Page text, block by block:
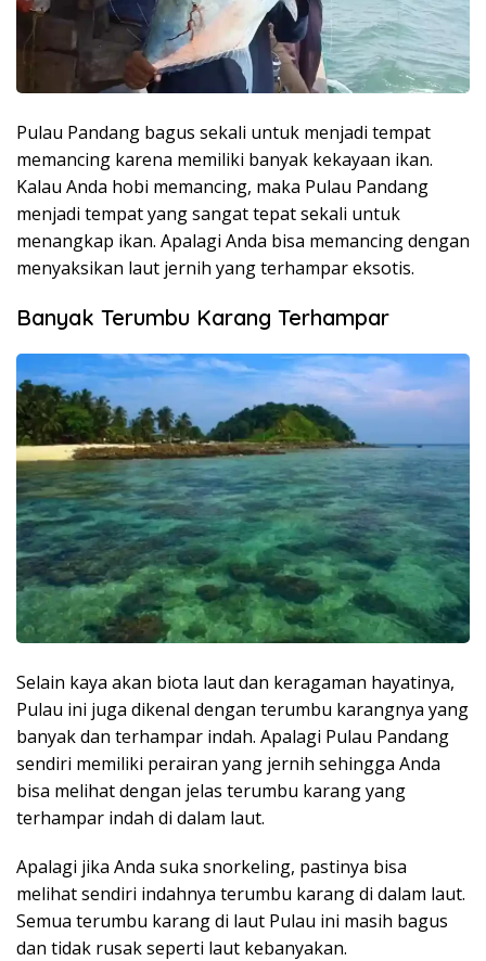
Pulau Pandang bagus sekali untuk menjadi tempat
memancing karena memiliki banyak kekayaan ikan.
Kalau Anda hobi memancing, maka Pulau Pandang
menjadi tempat yang sangat tepat sekali untuk
menangkap ikan. Apalagi Anda bisa memancing dengan
menyaksikan laut jernih yang terhampar eksotis.
Banyak Terumbu Karang Terhampar
Selain kaya akan biota laut dan keragaman hayatinya,
Pulau ini juga dikenal dengan terumbu karangnya yang
banyak dan terhampar indah. Apalagi Pulau Pandang
sendiri memiliki perairan yang jernih sehingga Anda
bisa melihat dengan jelas terumbu karang yang
terhampar indah di dalam laut.
Apalagi jika Anda suka snorkeling, pastinya bisa
melihat sendiri indahnya terumbu karang di dalam laut.
Semua terumbu karang di laut Pulau ini masih bagus
dan tidak rusak seperti laut kebanyakan.